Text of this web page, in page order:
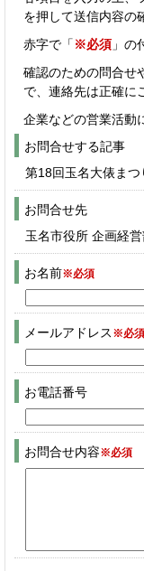
を押して送信内容の
赤字で「 ※必須 」の
確認のための問合せ
で、連絡先は正確に
企業などの営業活動
お問合せする記事
第18回玉名大俵ま
お問合せ先
玉名市役所 企画経
お名前※必須
メールアドレス ※必須
お電話番号
お問合せ内容※必須